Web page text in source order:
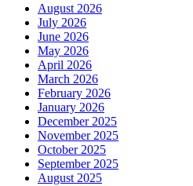
August 2026
July 2026
June 2026
May 2026
April 2026
March 2026
February 2026
January 2026
December 2025
November 2025
October 2025
September 2025
August 2025